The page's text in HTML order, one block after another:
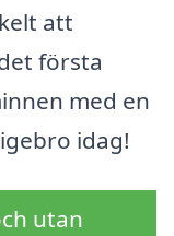
att
första
med en
idag!
utan